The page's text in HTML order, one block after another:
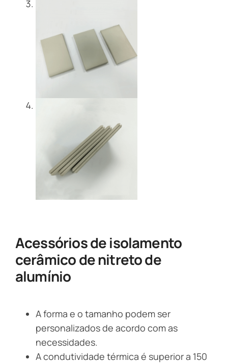
Acessórios de isolamento
cerâmico de nitreto de
alumínio
A forma e o tamanho podem ser
personalizados de acordo com as
necessidades.
A condutividade térmica é superior a 150